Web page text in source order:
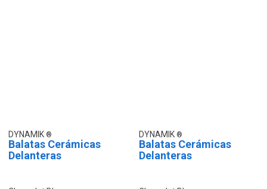
DYNAMIK
Balatas Cerámicas
Delanteras
DYNAMIK
Balatas Cerámicas
Delanteras